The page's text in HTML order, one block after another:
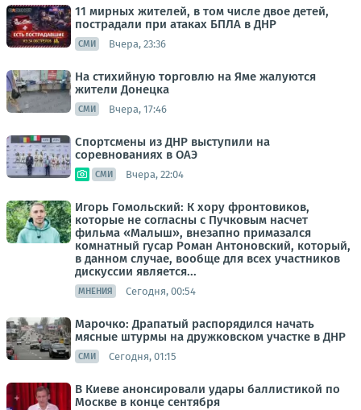
11 мирных жителей, в том числе двое детей,
пострадали при атаках БПЛА в ДНР
СМИ Вчера, 23:36
На стихийную торговлю на Яме жалуются
жители Донецка
СМИ Вчера, 17:46
Спортсмены из ДНР выступили на
соревнованиях в ОАЭ
СМИ Вчера, 22:04
Игорь Гомольский: К хору фронтовиков,
которые не согласны с Пучковым насчет
фильма «Малыш», внезапно примазался
комнатный гусар Роман Антоновский, который,
в данном случае, вообще для всех участников
дискуссии является...
МНЕНИЯ Сегодня, 00:54
Марочко: Драпатый распорядился начать
мясные штурмы на дружковском участке в ДНР
СМИ Сегодня, 01:15
В Киеве анонсировали удары баллистикой по
Москве в конце сентября